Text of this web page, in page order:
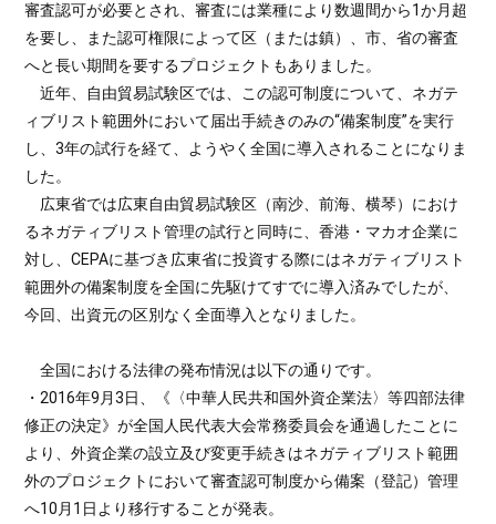
審査認可が必要とされ、審査には業種により数週間から1か月超
を要し、また認可権限によって区（または鎮）、市、省の審査
へと長い期間を要するプロジェクトもありました。
近年、自由貿易試験区では、この認可制度について、ネガテ
ィブリスト範囲外において届出手続きのみの“備案制度”を実行
し、3年の試行を経て、ようやく全国に導入されることになりま
した。
広東省では広東自由貿易試験区（南沙、前海、横琴）におけ
るネガティブリスト管理の試行と同時に、香港・マカオ企業に
対し、CEPAに基づき広東省に投資する際にはネガティブリスト
範囲外の備案制度を全国に先駆けてすでに導入済みでしたが、
今回、出資元の区別なく全面導入となりました。
全国における法律の発布情況は以下の通りです。
・2016年9月3日、《〈中華人民共和国外資企業法〉等四部法律
修正の決定》が全国人民代表大会常務委員会を通過したことに
より、外資企業の設立及び変更手続きはネガティブリスト範囲
外のプロジェクトにおいて審査認可制度から備案（登記）管理
へ10月1日より移行することが発表。